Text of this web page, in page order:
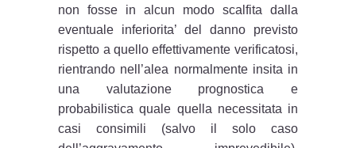
non fosse in alcun modo scalfita dalla
eventuale inferiorita’ del danno previsto
rispetto a quello effettivamente verificatosi,
rientrando nell’alea normalmente insita in
una valutazione prognostica e
probabilistica quale quella necessitata in
casi consimili (salvo il solo caso